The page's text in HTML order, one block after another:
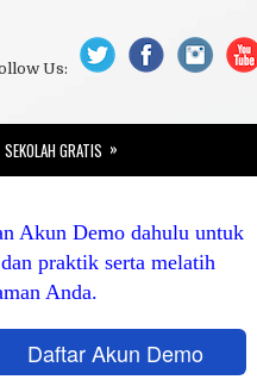
Us:
SEKOLAH GRATIS »
Akun Demo dahulu untuk
praktik serta melatih
Anda.
Daftar Akun Demo